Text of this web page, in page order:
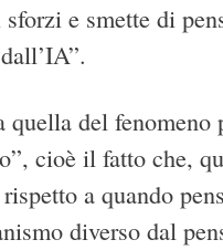
e smette di
del
cioè il fatto che,
a quando
diverso dal